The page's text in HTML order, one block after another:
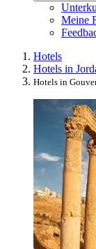
Meine
Hotels
Hotels in
Hotels in